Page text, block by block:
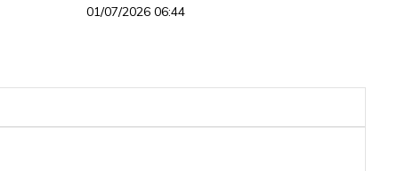
01/07/2026 06:44